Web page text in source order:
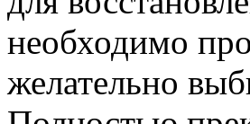
необходимо
желательно